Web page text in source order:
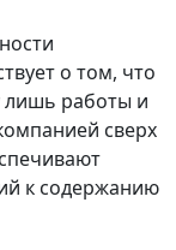
о том, что
лишь работы и
сверх
к содержанию